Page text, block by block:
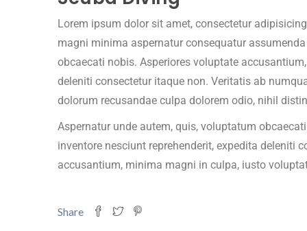
Lorem ipsum dolor sit amet, consectetur
magni minima aspernatur consequatur
obcaecati nobis. Asperiores voluptate
deleniti consectetur itaque non. Veritatis ab
dolorum recusandae culpa dolorem odio, nihil
Aspernatur unde autem, quis, voluptatum
inventore nesciunt reprehenderit, expedita deleniti
accusantium, minima magni in culpa, iusto
Share